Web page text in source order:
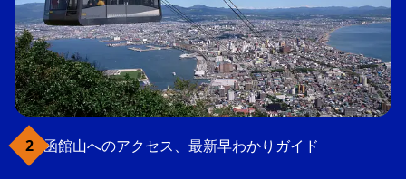
函館山へのアクセス、最新早わかりガイド